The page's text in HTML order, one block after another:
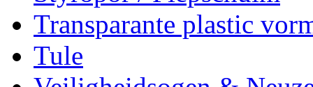
Transparante plastic
Tule